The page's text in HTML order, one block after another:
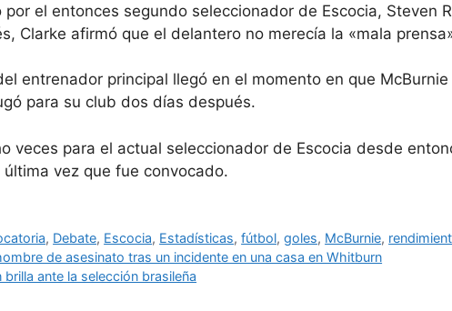
por el entonces segundo seleccionador de Escocia, Steven
Clarke afirmó que el delantero no merecía la «mala
entrenador principal llegó en el momento en que
para su club dos días después.
veces para el actual seleccionador de Escocia desde
vez que fue convocado.
, Debate, Escocia, Estadísticas,fútbol,goles, McBurnie,
de asesinato tras un incidente en una casa en Whitburn
brilla ante la selección brasileña